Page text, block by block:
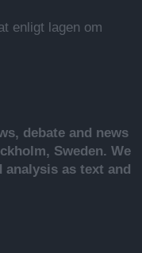
enligt lagen om
debate and news
Sweden. We
as text and